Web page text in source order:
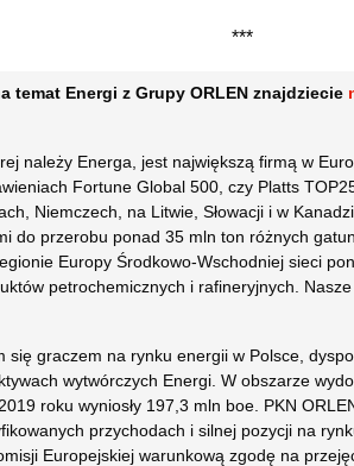
***
temat Energi z Grupy ORLEN znajdziecie
należy Energa, jest największą firmą w
Fortune Global 500, czy Platts
Niemczech, na Litwie, Słowacji i w
do przerobu ponad 35 mln ton różnych
Europy Środkowo-Wschodniej sieci
petrochemicznych i rafineryjnych.
się graczem na rynku energii w Polsce,
wytwórczych Energi. W obszarze
roku wyniosły 197,3 mln boe. PKN
przychodach i silnej pozycji na
Europejskiej warunkową zgodę na